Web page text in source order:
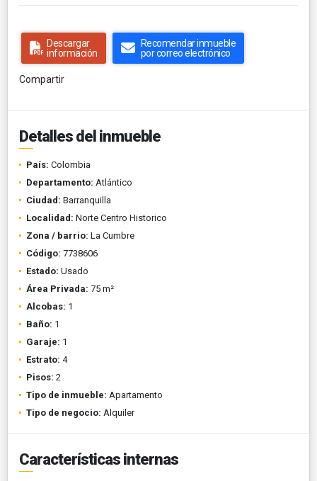
Descargar
información
Recomendar inmueble
por correo electrónico
Compartir
Detalles del inmueble
País: Colombia
Departamento: Atlántico
Ciudad: Barranquilla
Localidad: Norte Centro Historico
Zona / barrio: La Cumbre
Código: 7738606
Estado: Usado
Área Privada: 75 m²
Alcobas: 1
Baño: 1
Garaje: 1
Estrato: 4
Pisos: 2
Tipo de inmueble: Apartamento
Tipo de negocio: Alquiler
Características internas